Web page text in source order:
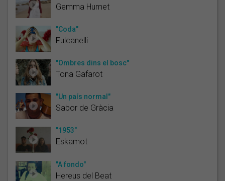
Gemma Humet
"Coda"
Fulcanelli
"Ombres dins el bosc"
Tona Gafarot
"Un país normal"
Sabor de Gràcia
"1953"
Eskamot
"A fondo"
Hereus del Beat